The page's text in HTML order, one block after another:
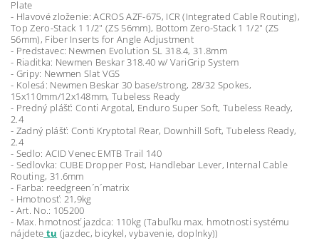
Plate
- Hlavové zloženie: ACROS AZF-675, ICR (Integrated Cable Routing),
Top Zero-Stack 1 1/2" (ZS 56mm), Bottom Zero-Stack 1 1/2" (ZS
56mm), Fiber Inserts for Angle Adjustment
- Predstavec: Newmen Evolution SL 318.4, 31.8mm
- Riaditka: Newmen Beskar 318.40 w/ VariGrip System
- Gripy: Newmen Slat VGS
- Kolesá: Newmen Beskar 30 base/strong, 28/32 Spokes,
15x110mm/12x148mm, Tubeless Ready
- Predný plášť: Conti Argotal, Enduro Super Soft, Tubeless Ready,
2.4
- Zadný plášť: Conti Kryptotal Rear, Downhill Soft, Tubeless Ready,
2.4
- Sedlo: ACID Venec EMTB Trail 140
- Sedlovka: CUBE Dropper Post, Handlebar Lever, Internal Cable
Routing, 31.6mm
- Farba: reedgreen´n´matrix
- Hmotnosť: 21,9kg
- Art. No.: 105200
- Max. hmotnosť jazdca: 110kg (Tabuľku max. hmotnosti systému
nájdete tu (jazdec, bicykel, vybavenie, doplnky))